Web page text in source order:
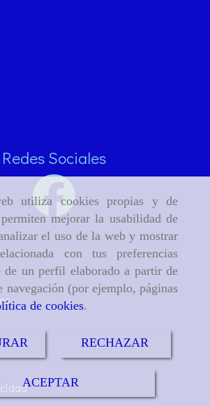
utiliza cookies propias y de
mejorar la usabilidad de
el uso de la web y mostrar
con tus preferencias
de un perfil elaborado a partir de
navegación (por ejemplo, páginas
de cookies.
RECHAZAR
ACEPTAR
Redes Sociales